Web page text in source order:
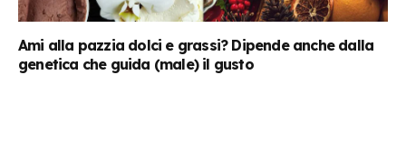
Ami alla pazzia dolci e grassi? Dipende anche dalla
genetica che guida (male) il gusto